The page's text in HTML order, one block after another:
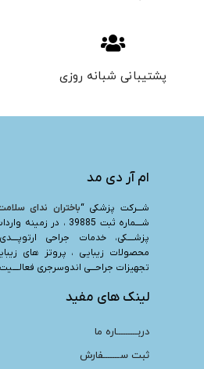
پشتیبانی شبانه روزی
ام آر دی مد
شـــرکت پزشکی “باختران ندای
شــــماره ثبت 39885 ،
پزشــــکی، خدمات جراحی
محصولات زیبایی ، پروتز های
تجهیزات جراحـــی اندوسرجری
لینک های مفید
دربـــــــــاره ما
ثبت ســـــــفارش